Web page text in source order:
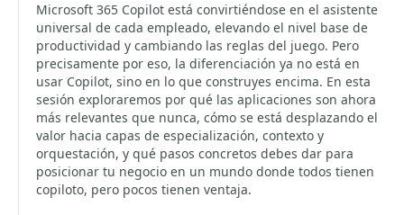
Microsoft 365 Copilot está convirtiéndose en el asistente
universal de cada empleado, elevando el nivel base de
productividad y cambiando las reglas del juego. Pero
precisamente por eso, la diferenciación ya no está en
usar Copilot, sino en lo que construyes encima. En esta
sesión exploraremos por qué las aplicaciones son ahora
más relevantes que nunca, cómo se está desplazando el
valor hacia capas de especialización, contexto y
orquestación, y qué pasos concretos debes dar para
posicionar tu negocio en un mundo donde todos tienen
copiloto, pero pocos tienen ventaja.